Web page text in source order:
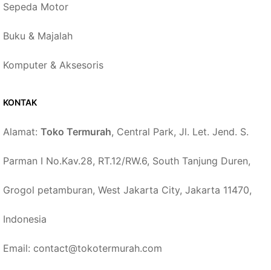
Sepeda Motor
Buku & Majalah
Komputer & Aksesoris
KONTAK
Alamat: Toko Termurah, Central Park, Jl. Let. Jend. S.
Parman I No.Kav.28, RT.12/RW.6, South Tanjung Duren,
Grogol petamburan, West Jakarta City, Jakarta 11470,
Indonesia
Email: contact@tokotermurah.com